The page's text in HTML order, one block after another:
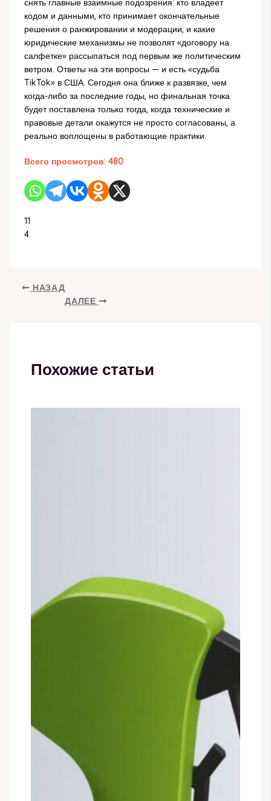
снять главные взаимные подозрения: кто владеет
кодом и данными, кто принимает окончательные
решения о ранжировании и модерации, и какие
юридические механизмы не позволят «договору на
салфетке» рассыпаться под первым же политическим
ветром. Ответы на эти вопросы — и есть «судьба
TikTok» в США. Сегодня она ближе к развязке, чем
когда-либо за последние годы, но финальная точка
будет поставлена только тогда, когда технические и
правовые детали окажутся не просто согласованы, а
реально воплощены в работающие практики.
Всего просмотров: 480
11
4
НАЗАД
ДАЛЕЕ
Похожие статьи